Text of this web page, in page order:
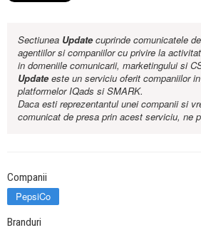
Sectiunea Updatecuprinde comunicatele
agentiilor si companiilor cu privire la
in domeniile comunicarii, marketingului si
Updateeste un serviciu oferit companiilor
platformelor IQads si SMARK.
Daca esti reprezentantul unei companii si
comunicat de presa prin acest serviciu, ne
Companii
PepsiCo
Branduri